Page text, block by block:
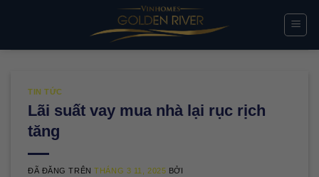
TIN TỨC
Lãi suất vay mua nhà lại rục rịch
tăng
ĐÃ ĐĂNG TRÊNTHÁNG 3 11, 2025 BỞI